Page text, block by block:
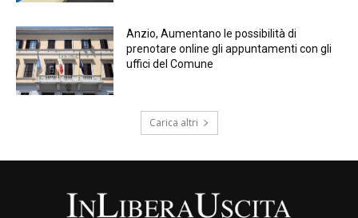
Anzio, Aumentano le possibilità di
prenotare online gli appuntamenti con gli
uffici del Comune
Carica altri